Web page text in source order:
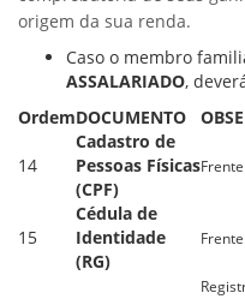
origem da sua renda.
Caso o membro
ASSALARIADO,
OrdemDOCUMENTO
14
Cadastro de
Pessoas Físicas
(CPF)
15
Cédula de
Identidade
(RG)